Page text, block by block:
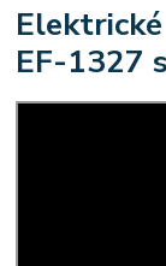
EF-1327